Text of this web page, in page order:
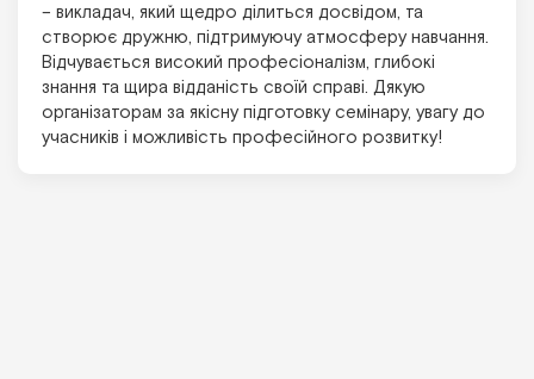
– викладач, який щедро ділиться досвідом, та
створює дружню, підтримуючу атмосферу навчання.
Відчувається високий професіоналізм, глибокі
знання та щира відданість своїй справі. Дякую
організаторам за якісну підготовку семінару, увагу до
учасників і можливість професійного розвитку!